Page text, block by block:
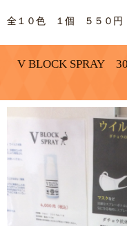
全１０色 １個 ５５０円
V BLOCK SPRAY